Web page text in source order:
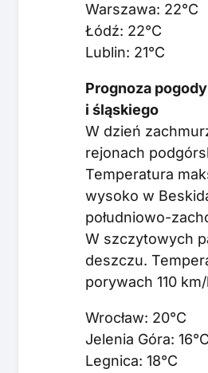
Warszawa: 22°C
Łódź: 22°C
Lublin: 21°C
Prognoza
i śląskiego
W dzień
rejonach
Temperatura
wysoko w
południowo-
W szczytowych
deszczu.
porywach 110
Wrocław: 20°C
Jelenia Góra: 16°C
Legnica: 18°C